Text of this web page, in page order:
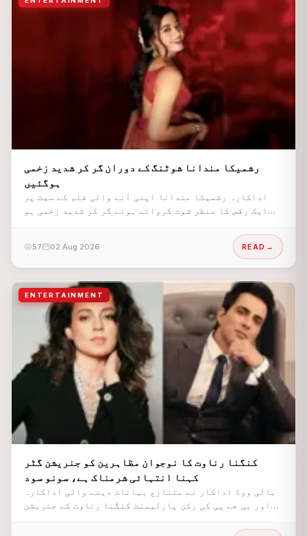
رشمیکا مندانا شوٹنگ کے دوران گر کر شدید زخمی
ہوگئیں
اداکارہ رشمیکا مندانا اپنی آنے والی فلم کے سیٹ پر
ایک رقص کا منظر شوٹ کرواتے ہوئے گر کر شدید زخمی ہو
57 02 Aug 2026 READ
ENTERTAINMENT
کنگنا رناوت کا نوجوان مظاہرین کو جنریشن گٹر
کہنا انتہائی شرمناک ہے، سونو سود
بالی ووڈ اداکار نے متنازع بیانات دینے والی اداکارہ
اور بی جے پی کی رکن پارلیمنٹ کنگنا رناوت کے جنریشن